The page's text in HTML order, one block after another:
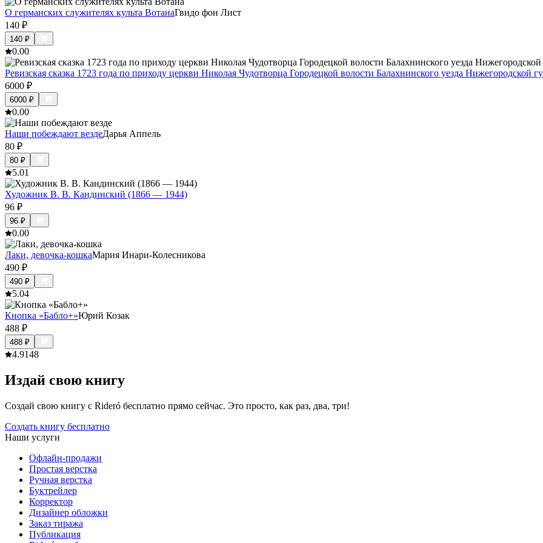
О германских служителях культа ВотанаГвидо фон Лист
140 ₽
140 ₽
0.00
Ревизская сказка 1723 года по приходу церкви Николая Чудотворца Городецкой волости Балахнинского уезда Нижегородской
6000 ₽
6000 ₽
0.00
Наши побеждают вездеДарья Аппель
80 ₽
80 ₽
5.01
Художник В. В. Кандинский (1866 — 1944)
96 ₽
96 ₽
0.00
Лаки, девочка-кошкаМария Инари-Колесникова
490 ₽
490 ₽
5.04
Кнопка «Бабло+»Юрий Козак
488 ₽
488 ₽
4.9148
Издай свою книгу
Создай свою книгу с Rideró бесплатно прямо сейчас. Это просто, как раз, два, три!
Создать книгу бесплатно
Наши услуги
Офлайн-продажи
Простая верстка
Ручная верстка
Буктрейлер
Корректор
Дизайнер обложки
Заказ тиража
Публикация